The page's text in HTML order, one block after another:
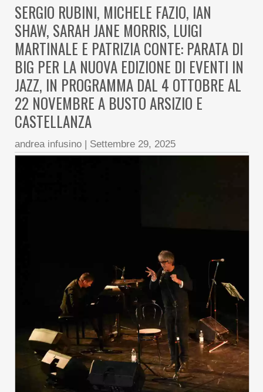
SERGIO RUBINI, MICHELE FAZIO, IAN
SHAW, SARAH JANE MORRIS, LUIGI
MARTINALE E PATRIZIA CONTE: PARATA DI
BIG PER LA NUOVA EDIZIONE DI EVENTI IN
JAZZ, IN PROGRAMMA DAL 4 OTTOBRE AL
22 NOVEMBRE A BUSTO ARSIZIO E
CASTELLANZA
andrea infusino | Settembre 29, 2025